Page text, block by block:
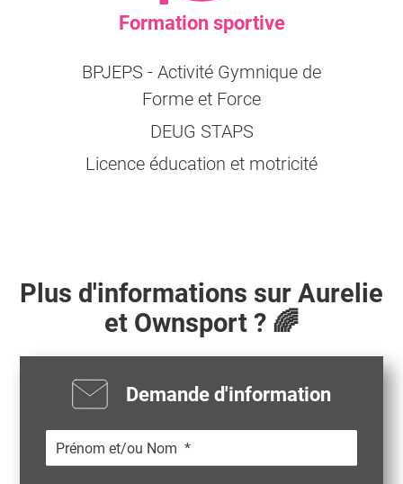
Formation sportive
BPJEPS - Activité Gymnique de
Forme et Force
DEUG STAPS
Licence éducation et motricité
Plus d'informations sur Aurelie
et Ownsport ? 🌈
Demande d'information